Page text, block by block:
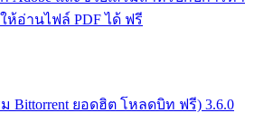
ห้อ่านไฟล์ PDF ได้ ฟรี
Bittorrent ยอดฮิต โหลดบิท ฟรี) 3.6.0